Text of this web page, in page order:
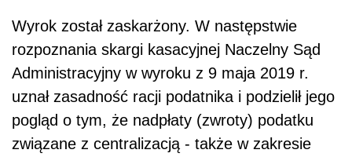
Wyrok został zaskarżony. W następstwie
rozpoznania skargi kasacyjnej Naczelny Sąd
Administracyjny w wyroku z 9 maja 2019 r.
uznał zasadność racji podatnika i podzielił jego
pogląd o tym, że nadpłaty (zwroty) podatku
związane z centralizacją - także w zakresie